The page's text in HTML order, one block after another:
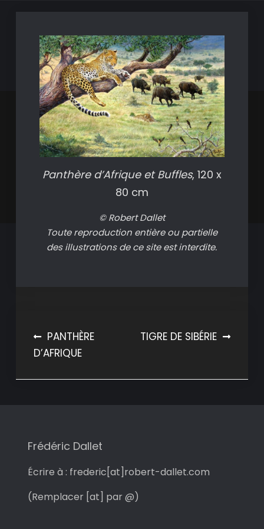
Panthère d’Afrique et Buffles, 120 x
80 cm
© Robert Dallet
Toute reproduction entière ou partielle
des illustrations de ce site est interdite.
Navigation
de
l’article
PANTHÈRE
D’AFRIQUE
TIGRE DE SIBÉRIE
Frédéric Dallet
Écrire à : frederic[at]robert-dallet.com
(Remplacer [at] par @)